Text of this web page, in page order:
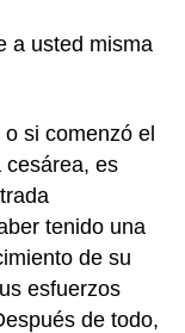
a usted misma
si comenzó el
cesárea, es
tenido una
de su
esfuerzos
de todo,